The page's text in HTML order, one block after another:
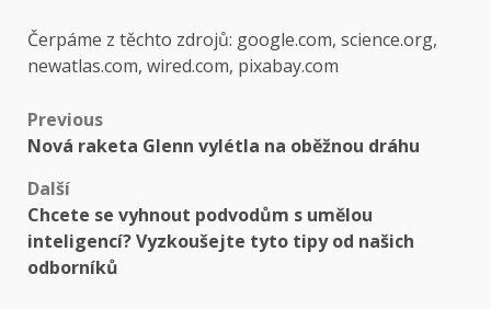
Čerpáme z těchto zdrojů: google.com, science.org,
newatlas.com, wired.com, pixabay.com
Post
Previous
Nová raketa Glenn vylétla na oběžnou dráhu
Další
Chcete se vyhnout podvodům s umělou
inteligencí? Vyzkoušejte tyto tipy od našich
odborníků